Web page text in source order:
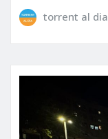
torrent al dia